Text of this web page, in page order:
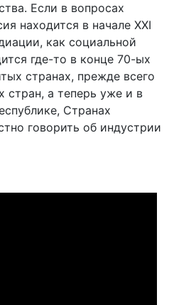
Если в вопросах
находится в начале XXI
как социальной
где-то в конце 70-ых
странах, прежде всего
а теперь уже и в
Странах
говорить об индустрии